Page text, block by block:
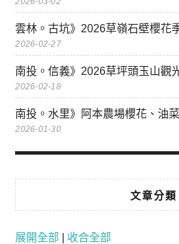
雲林。古坑》2026草嶺石壁櫻花
2026-02-27
南投。信義》2026草坪頭玉山觀
2026-02-18
南投。水里》阿本農場櫻花、油
2026-01-30
文章分類
展開全部
收合全部